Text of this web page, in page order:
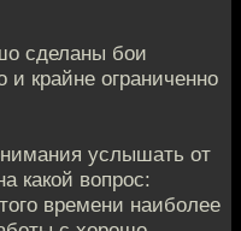
сделаны бои
и крайне ограниченно
услышать от
какой вопрос:
времени наиболее